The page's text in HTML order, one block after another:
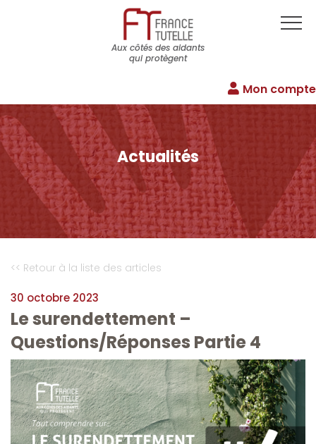
Aux côtés des aidants
qui protègent
Mon compte
Actualités
<< Retour à la liste des articles
30 octobre 2023
Le surendettement –
Questions/Réponses Partie 4